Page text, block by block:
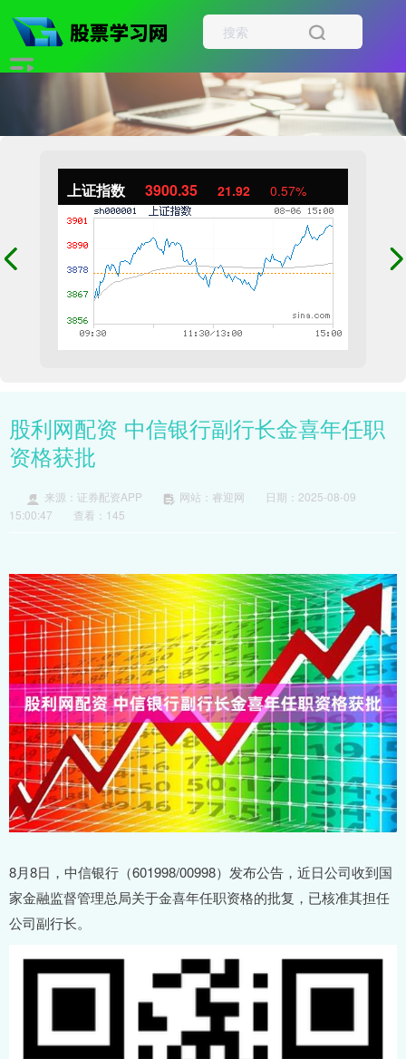
上证指数 3900.35 21.92 0.57%
股利网配资 中信银行副行长金喜年任职
资格获批
来源：证券配资APP 网站：睿迎网
日期：2025-08-09
15:00:47
查看：145
8月8日，中信银行（601998/00998）发布公告，近日公司收到国
家金融监督管理总局关于金喜年任职资格的批复，已核准其担任
公司副行长。